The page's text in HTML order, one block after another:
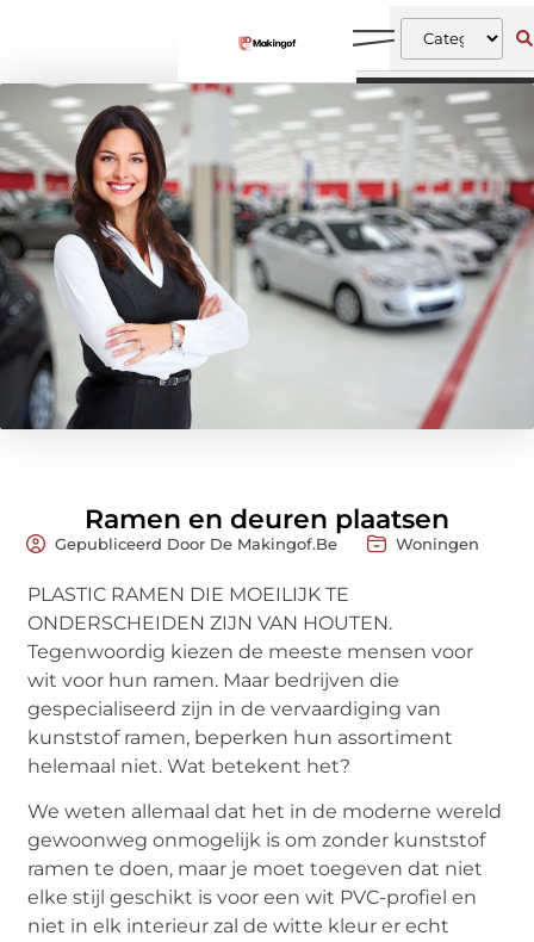
Ramen en deuren plaatsen
Gepubliceerd Door De Makingof.be Woningen
PLASTIC RAMEN DIE MOEILIJK TE
ONDERSCHEIDEN ZIJN VAN HOUTEN.
Tegenwoordig kiezen de meeste mensen voor
wit voor hun ramen. Maar bedrijven die
gespecialiseerd zijn in de vervaardiging van
kunststof ramen, beperken hun assortiment
helemaal niet. Wat betekent het?
We weten allemaal dat het in de moderne wereld
gewoonweg onmogelijk is om zonder kunststof
ramen te doen, maar je moet toegeven dat niet
elke stijl geschikt is voor een wit PVC-profiel en
niet in elk interieur zal de witte kleur er echt